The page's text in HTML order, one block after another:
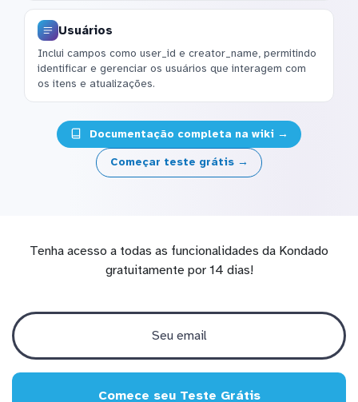
Usuários
Inclui campos como user_id e creator_name, permitindo
identificar e gerenciar os usuários que interagem com
os itens e atualizações.
Documentação completa na wiki →
Começar teste grátis →
Tenha acesso a todas as funcionalidades da Kondado
gratuitamente por 14 dias!
Comece seu Teste Grátis